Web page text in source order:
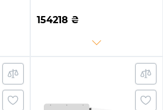
10kW 10.24kWh 2BAT
LiFePO4 6500 циклов
154218 ₴